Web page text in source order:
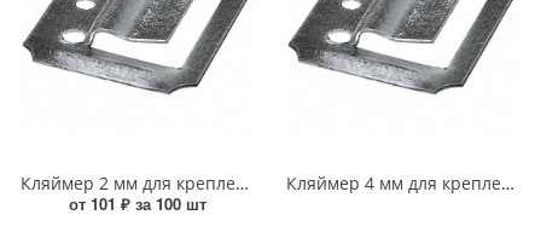
Кляймер 2 мм для крепления вагонки ЮМКОМ УТ000016753
от 101 ₽ за 100 шт
Кляймер 4 мм для крепления вагонки ЮМКОМ УТ000016761